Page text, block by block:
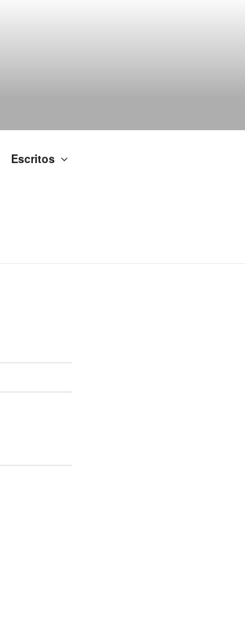
Escritos